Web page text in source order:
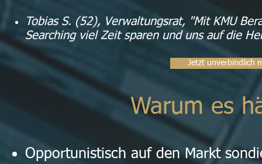
Tobias S. (52), Verwaltungsrat, "Mit KMU
Searching viel Zeit sparen und uns auf die
Jetzt unverbindlich
Warum es
Opportunistisch auf den Markt